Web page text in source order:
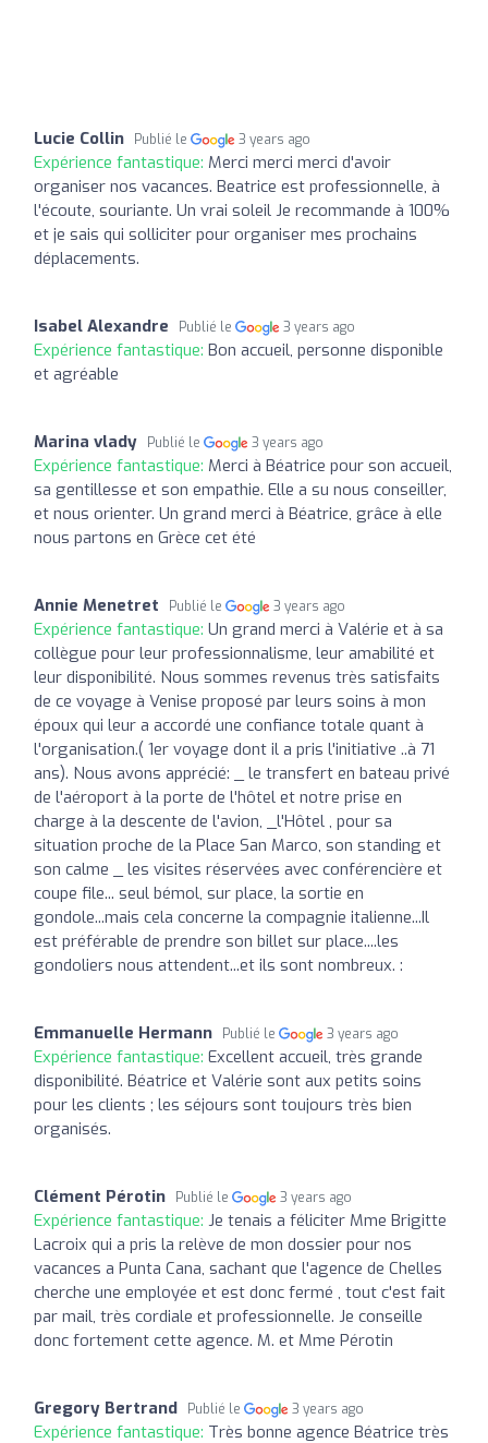
Lucie Collin Publié le 3 years ago
Expérience fantastique: Merci merci merci d'avoir
organiser nos vacances. Beatrice est professionnelle, à
l'écoute, souriante. Un vrai soleil Je recommande à 100%
et je sais qui solliciter pour organiser mes prochains
déplacements.
Isabel Alexandre Publié le 3 years ago
Expérience fantastique: Bon accueil, personne disponible
et agréable
Marina vlady Publié le 3 years ago
Expérience fantastique: Merci à Béatrice pour son accueil,
sa gentillesse et son empathie. Elle a su nous conseiller,
et nous orienter. Un grand merci à Béatrice, grâce à elle
nous partons en Grèce cet été
Annie Menetret Publié le 3 years ago
Expérience fantastique: Un grand merci à Valérie et à sa
collègue pour leur professionnalisme, leur amabilité et
leur disponibilité. Nous sommes revenus très satisfaits
de ce voyage à Venise proposé par leurs soins à mon
époux qui leur a accordé une confiance totale quant à
l'organisation.( 1er voyage dont il a pris l'initiative ..à 71
ans). Nous avons apprécié: _ le transfert en bateau privé
de l'aéroport à la porte de l'hôtel et notre prise en
charge à la descente de l'avion, _l'Hôtel , pour sa
situation proche de la Place San Marco, son standing et
son calme _ les visites réservées avec conférencière et
coupe file... seul bémol, sur place, la sortie en
gondole...mais cela concerne la compagnie italienne...Il
est préférable de prendre son billet sur place....les
gondoliers nous attendent...et ils sont nombreux. :
Emmanuelle Hermann Publié le 3 years ago
Expérience fantastique: Excellent accueil, très grande
disponibilité. Béatrice et Valérie sont aux petits soins
pour les clients ; les séjours sont toujours très bien
organisés.
Clément Pérotin Publié le 3 years ago
Expérience fantastique: Je tenais a féliciter Mme Brigitte
Lacroix qui a pris la relève de mon dossier pour nos
vacances a Punta Cana, sachant que l'agence de Chelles
cherche une employée et est donc fermé , tout c'est fait
par mail, très cordiale et professionnelle. Je conseille
donc fortement cette agence. M. et Mme Pérotin
Gregory Bertrand Publié le 3 years ago
Expérience fantastique: Très bonne agence Béatrice très